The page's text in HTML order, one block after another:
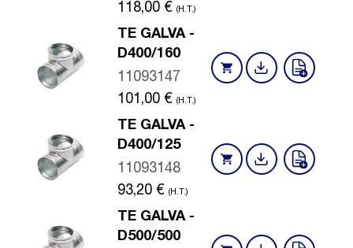
118,00 € (H.T.)
TE GALVA -
D400/160
11093147
101,00 € (H.T.)
TE GALVA -
D400/125
11093148
93,20 € (H.T.)
TE GALVA -
D500/500